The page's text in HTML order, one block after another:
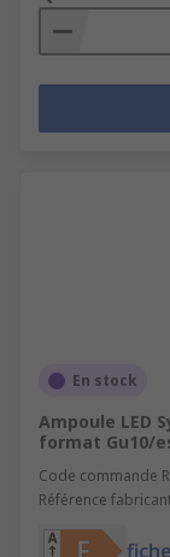
En stock
Ampoule LED
format Gu10/
Code commande
Référence